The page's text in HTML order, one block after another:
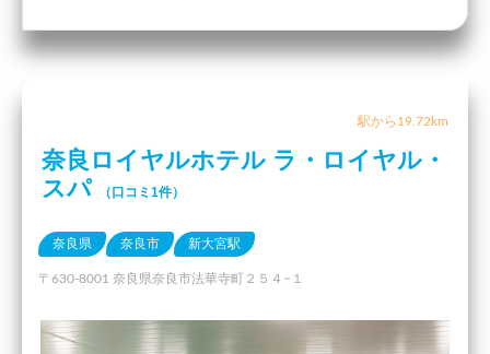
駅から19.72km
奈良ロイヤルホテル ラ・ロイヤル・
スパ
（口コミ1件）
奈良県 奈良市 新大宮駅
〒630-8001 奈良県奈良市法華寺町２５４−１